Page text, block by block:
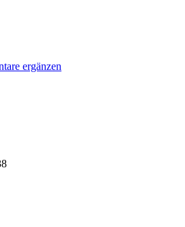
ergänzen